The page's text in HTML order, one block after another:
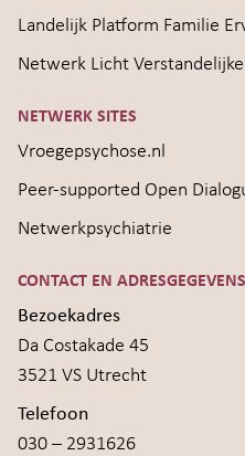
Landelijk Platform Familie
Netwerk Licht
NETWERK SITES
Vroegepsychose.nl
Peer-supported Open
Netwerkpsychiatrie
CONTACT EN ADRESGEGEVENS
Bezoekadres
Da Costakade 45
3521 VS Utrecht
Telefoon
030 – 2931626